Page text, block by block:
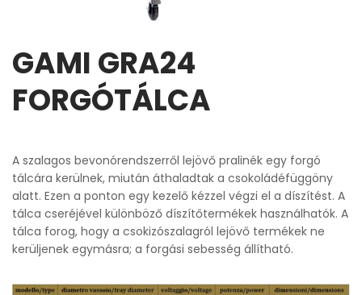
GAMI GRA24
FORGÓTÁLCA
A szalagos bevonórendszerről lejövő pralinék egy forgó
tálcára kerülnek, miután áthaladtak a csokoládéfüggöny
alatt. Ezen a ponton egy kezelő kézzel végzi el a díszítést. A
tálca cseréjével különböző díszítőtermékek használhatók. A
tálca forog, hogy a csokizószalagról lejövő termékek ne
kerüljenek egymásra; a forgási sebesség állítható.